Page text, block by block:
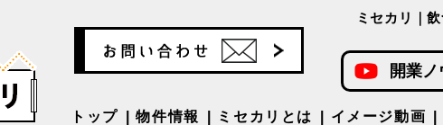
ミセカリ｜
開業
トップ 物件情報 ミセカリとは イメージ動画